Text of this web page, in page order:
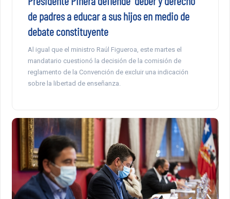
de padres a educar a sus hijos en medio de
debate constituyente
Al igual que el ministro Raúl Figueroa, este martes el
mandatario cuestionó la decisión de la comisión de
reglamento de la Convención de excluir una indicación
sobre la libertad de enseñanza.